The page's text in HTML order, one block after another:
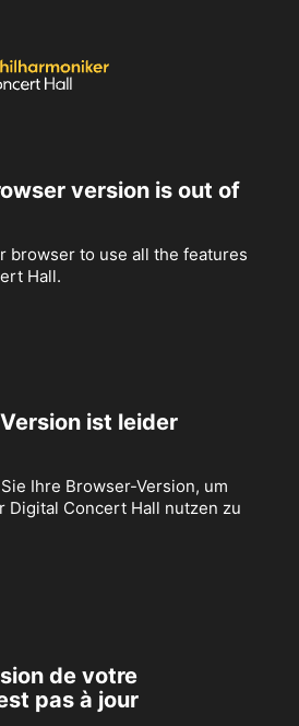
version is out of
browser to use all the features
Hall.
ist leider
Ihre Browser-Version, um
Digital Concert Hall nutzen zu
de votre
pas à jour